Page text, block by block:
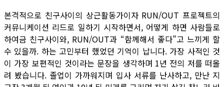
본격적으로 친구사이의 상근활동가이자 RUN/OUT 프로젝트의
커뮤니케이션 리드로 일하기 시작하면서, 어떻게 하면 사람들로
하여금 친구사이와, RUN/OUT과 “함께해서 좋다”고 느끼게 할
수 있을까. 하는 고민부터 했었던 기억이 납니다. 가장 사적인 것
이 가장 보편적인 것이라는 문장을 생각하며 1년 전의 저를 떠올
려 봤습니다. 졸업이 가까워지며 입사 서류를 난사하고, 만난 지